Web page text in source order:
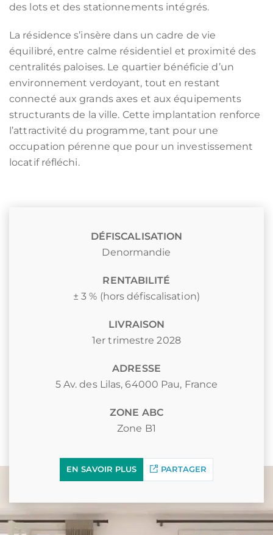
des lots et des stationnements intégrés.
La résidence s’insère dans un cadre de vie
équilibré, entre calme résidentiel et proximité des
centralités paloises. Le quartier bénéficie d’un
environnement verdoyant, tout en restant
connecté aux grands axes et aux équipements
structurants de la ville. Cette implantation renforce
l’attractivité du programme, tant pour une
occupation pérenne que pour un investissement
locatif réfléchi.
DÉFISCALISATION
Denormandie
RENTABILITÉ
± 3 % (hors défiscalisation)
LIVRAISON
1er trimestre 2028
ADRESSE
5 Av. des Lilas, 64000 Pau, France
ZONE ABC
Zone B1
EN SAVOIR PLUS PARTAGER